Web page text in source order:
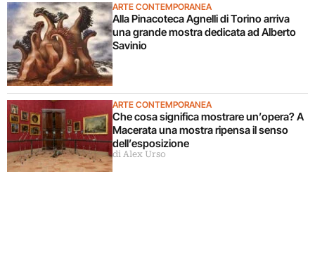
ARTE CONTEMPORANEA
Alla Pinacoteca Agnelli di Torino arriva
una grande mostra dedicata ad Alberto
Savinio
ARTE CONTEMPORANEA
Che cosa significa mostrare un’opera? A
Macerata una mostra ripensa il senso
dell’esposizione
di Alex Urso